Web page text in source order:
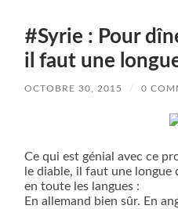
#Syrie : Pour
il faut une
OCTOBRE 30, 2015 / 0
Ce qui est génial avec ce
le diable, il faut une longue
en toute les langues :
En allemand bien sûr. En